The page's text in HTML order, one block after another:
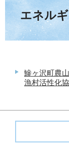
エネル
鰺ヶ沢町農
漁村活性化